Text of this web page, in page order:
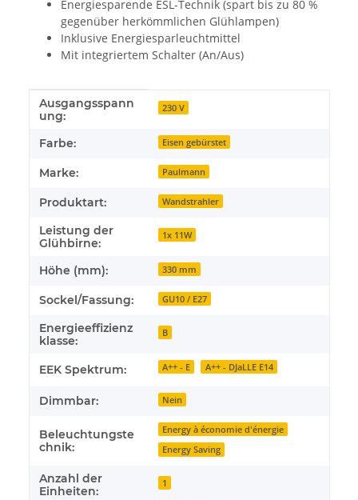
Energiesparende ESL-Technik (spart bis zu 80 %
gegenüber herkömmlichen Glühlampen)
Inklusive Energiesparleuchtmittel
Mit integriertem Schalter (An/Aus)
Produkteigenschaft
Wert
Ausgangsspann
ung:
230 V
Farbe: Eisen gebürstet
Marke: Paulmann
Produktart: Wandstrahler
Leistung der
Glühbirne:
1x 11W
Höhe (mm): 330 mm
Sockel/Fassung: GU10 / E27
Energieeffizienz
klasse:
B
EEK Spektrum: A++ - E A++ - DJaLLE E14
Dimmbar: Nein
Beleuchtungste
chnik:
Energy à économie d'énergie
Energy Saving
Anzahl der
Einheiten:
1